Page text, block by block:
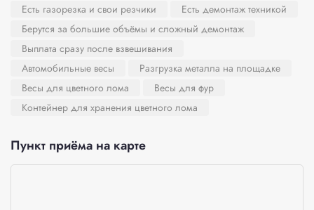
Есть газорезка и свои резчики
Есть демонтаж техникой
Берутся за большие объёмы и сложный демонтаж
Выплата сразу после взвешивания
Автомобильные весы
Разгрузка металла на площадке
Весы для цветного лома
Весы для фур
Контейнер для хранения цветного лома
Пункт приёма на карте